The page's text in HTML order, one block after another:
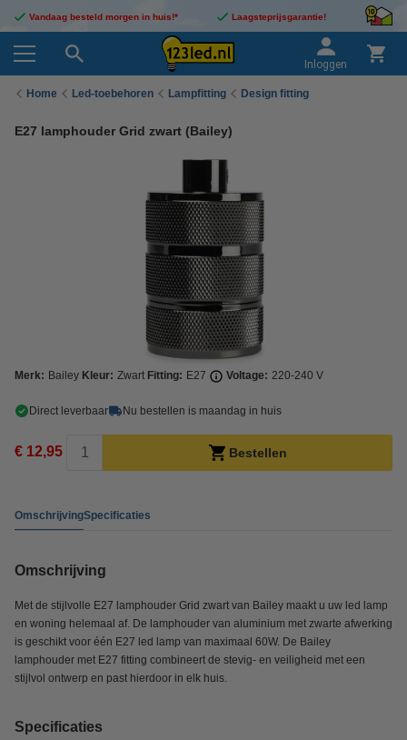
Vandaag besteld morgen in huis!* Laagsteprijsgarantie!
Inloggen
Home Led-toebehoren Lampfitting Design fitting
E27 lamphouder Grid zwart (Bailey)
Merk: Bailey Kleur: Zwart Fitting: E27 Voltage: 220-240 V
Direct leverbaar Nu bestellen is maandag in huis
€ 12,95 Bestellen
OmschrijvingSpecificaties
Omschrijving
Met de stijlvolle E27 lamphouder Grid zwart van Bailey maakt u uw led lamp
en woning helemaal af. De lamphouder van aluminium met zwarte afwerking
is geschikt voor één E27 led lamp van maximaal 60W. De Bailey
lamphouder met E27 fitting combineert de stevig- en veiligheid met een
stijlvol ontwerp en past hierdoor in elk huis.
Specificaties